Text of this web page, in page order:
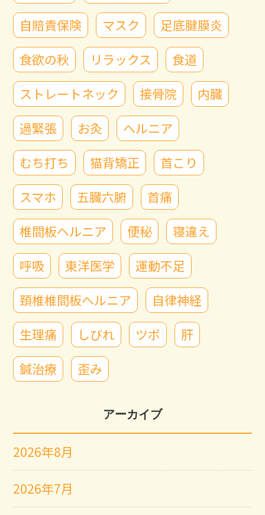
自賠責保険
マスク
足底腱膜炎
食欲の秋
リラックス
食道
ストレートネック
接骨院
内臓
過緊張
お灸
ヘルニア
むち打ち
猫背矯正
首こり
スマホ
五臓六腑
首痛
椎間板ヘルニア
便秘
寝違え
呼吸
東洋医学
運動不足
頚椎椎間板ヘルニア
自律神経
生理痛
しびれ ツボ
肝
鍼治療
歪み
アーカイブ
2026年8月
2026年7月